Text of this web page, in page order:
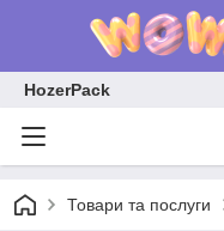
HozerPack
Товари та послуги